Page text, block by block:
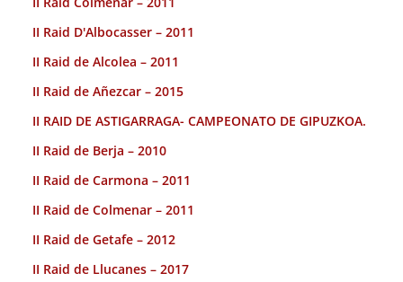
II Raid D'Albocasser – 2011
II Raid de Alcolea – 2011
II Raid de Añezcar – 2015
II RAID DE ASTIGARRAGA- CAMPEONATO DE GIPUZKOA.
II Raid de Berja – 2010
II Raid de Carmona – 2011
II Raid de Colmenar – 2011
II Raid de Getafe – 2012
II Raid de Llucanes – 2017